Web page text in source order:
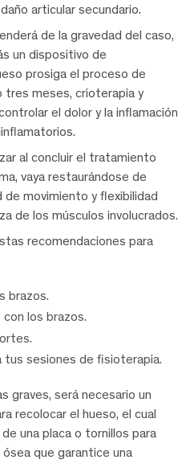
articular secundario.
de la gravedad del caso,
un dispositivo de
prosiga el proceso de
tres meses, crioterapia y
el dolor y la inflamación
al concluir el tratamiento
vaya restaurándose de
de movimiento y flexibilidad
de los músculos involucrados.
recomendaciones para
brazos.
los brazos.
tus sesiones de fisioterapia.
graves, será necesario un
recolocar el hueso, el cual
una placa o tornillos para
que garantice una